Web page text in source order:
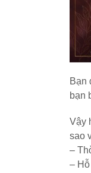
Bạn
bạn
Vậy
sao
–
–